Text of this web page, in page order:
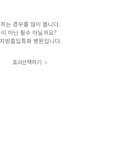
는 경우를 많이 봅니다.
아닌 필수 아닐까요?
방흡입특화 병원입니다.
효과선택하기